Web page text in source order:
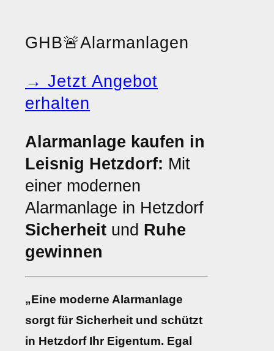
GHB🚨Alarmanlagen
→ Jetzt Angebot
erhalten
Alarmanlage kaufen in
Leisnig Hetzdorf: Mit
einer modernen
Alarmanlage in Hetzdorf
Sicherheit und Ruhe
gewinnen
„Eine moderne Alarmanlage
sorgt für Sicherheit und schützt
in Hetzdorf Ihr Eigentum. Egal